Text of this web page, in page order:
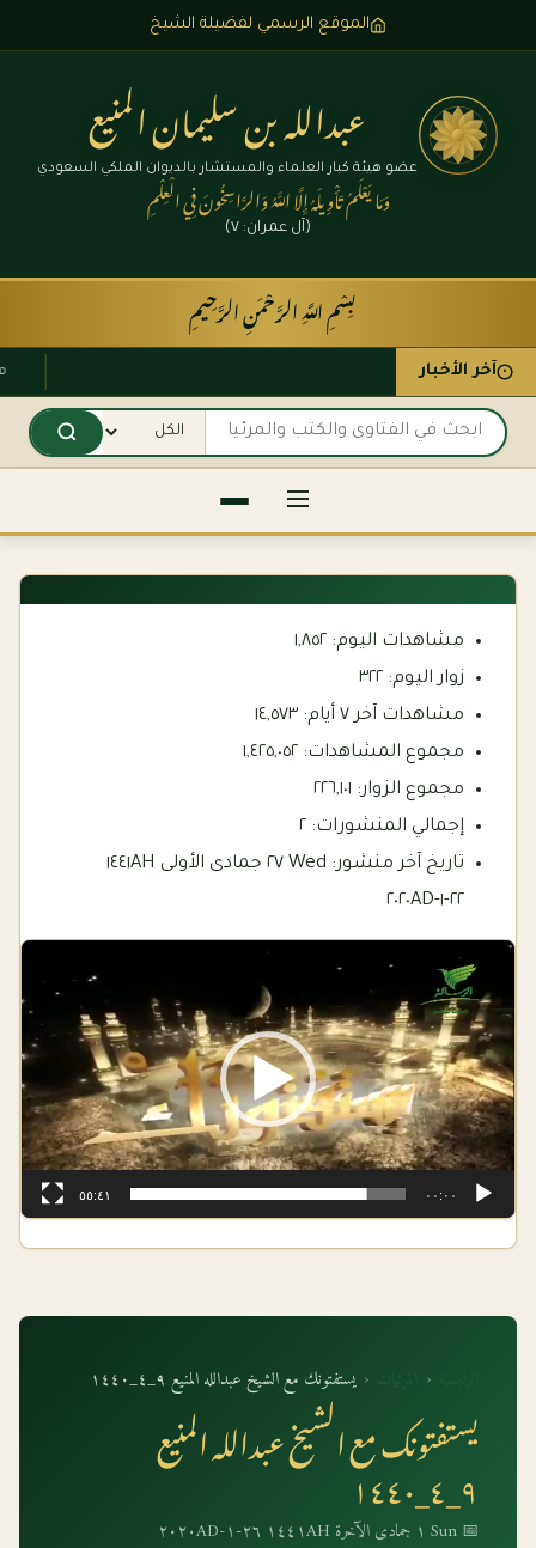
الموقع الرسمي لفضيلة الشيخ
عبدالله بن سليمان المنيع
عضو هيئة كبار العلماء والمستشار بالديوان الملكي السعودي
وَمَا يَعْلَمُ تَأْوِيلَهُ إِلَّا اللَّهُ وَالرَّاسِخُونَ فِي الْعِلْمِ
(آل عمران: ٧)
بِسْمِ اللَّهِ الرَّحْمَنِ الرَّحِيمِ
آخر الأخبار
‹
‹ يستفتونك مع الشيخ عبدالله المنيع ٩_٤_١٤٤٠
يستفتونك مع الشيخ عبدالله المنيع
٩_٤_١٤٤٠
📅 Sun ١ جمادى الآخرة ١٤٤١AH ٢٦-١-٢٠٢٠AD
مشاهدات اليوم: ١,٨٥٢
زوار اليوم: ٣٢٢
مشاهدات آخر ٧ أيام:
١٤,٥٧٣
مجموع المشاهدات: ١,٤٢٥,٠٥٢
مجموع الزوار: ٢٢٦,١٠١
إجمالي المنشورات: ٢
تاريخ آخر منشور:
Wed ٢٧ جمادى الأولى ١٤٤١AH
٢٢-١-٢٠٢٠AD
Player
٠٠:٠٠ ٥٥:٤١